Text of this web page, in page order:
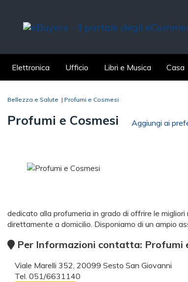
Elettronica Ufficio Libri e Musica Casa
Bellezza e Salute | Profumi e Cosmesi
Profumi e Cosmesi Aggiungi ai
dedicato alla profumeria in grado di offrire le
direttamente a domicilio. Disponiamo di un ampio
Per Informazioni contatta: Profumi
Viale Marelli 352, 20099 Sesto San Giovanni
Tel. 051/6631140